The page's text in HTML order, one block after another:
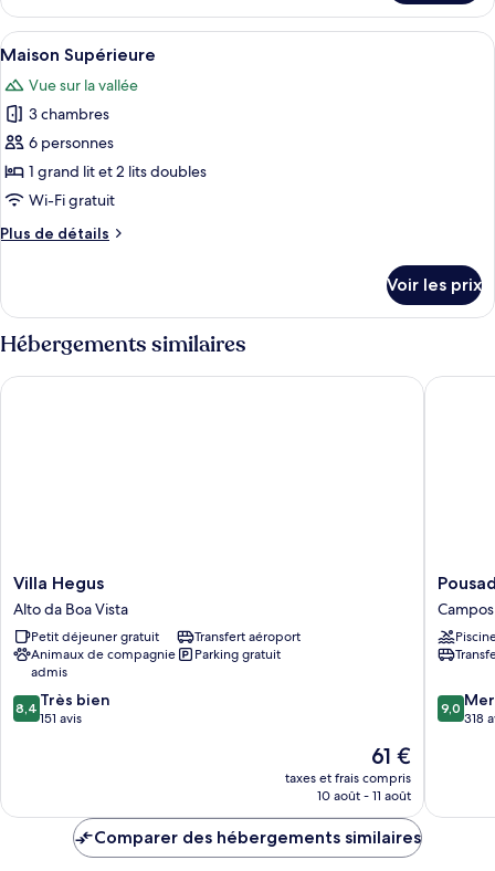
de
Miel
le
type
de
Chambre
Lune
de
Miel
Afficher
toutes
les
photos
pour
ce
type
chambre :
Une chambre à coucher avec un lit,
10
Maison Supérieure
Vue sur la vallée
3 chambres
6 personnes
1 grand lit et 2 lits doubles
Wi-Fi gratuit
Plus de détails
Plus
le
type
de
chambre
Maison
Voir les prix
Hébergements similaires
Villa
Hegus
Alto
da
Boa
Vista
Villa Hegus
Alto da Boa Vista
Petit déjeuner gratuit
Transfert aéroport
Animaux de compagnie
admis
Parking gratuit
8.4
sur
8,4 Très bien
151 avis
Le
nouveau
prix
de
61 €
taxes et frais compris
10 août - 11 août
Villa Hegus
Pousada
Cravo
&
Canela
Campos
Jordão
9.0
sur
9,0
318
Comparer des hébergements similaires